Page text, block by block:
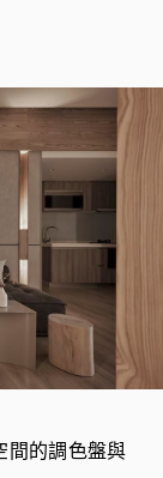
間的調色盤與